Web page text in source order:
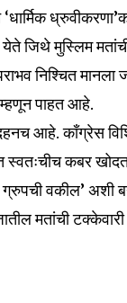
‘धार्मिक
जिथे मुस्लिम
निश्चित मानला
पाहत आहे.
आहे. काँग्रेस
स्वतःचीच कबर
वकील’ अशी
मतांची